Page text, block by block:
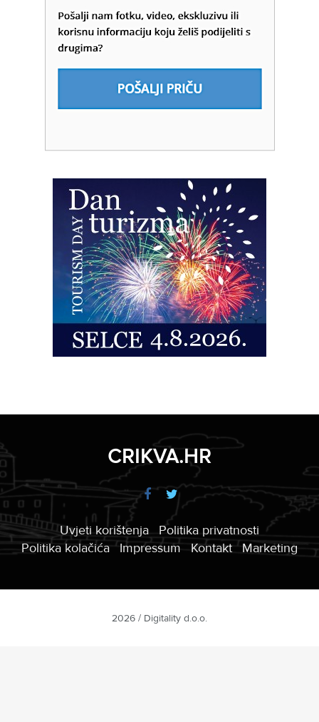
CRIKVA.HR
Uvjeti korištenja
Politika privatnosti
Politika kolačića
Impressum Kontakt Marketing
2026 / Digitality d.o.o.